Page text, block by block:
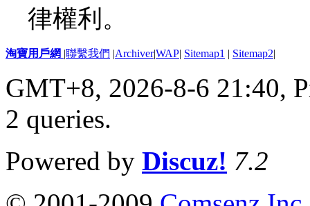
律權利。
淘寶用戶網 |聯繫我們 |Archiver|WAP| Sitemap1 | Sitemap2|
GMT+8, 2026-8-6 21:40,
2 queries.
Powered by Discuz! 7.2